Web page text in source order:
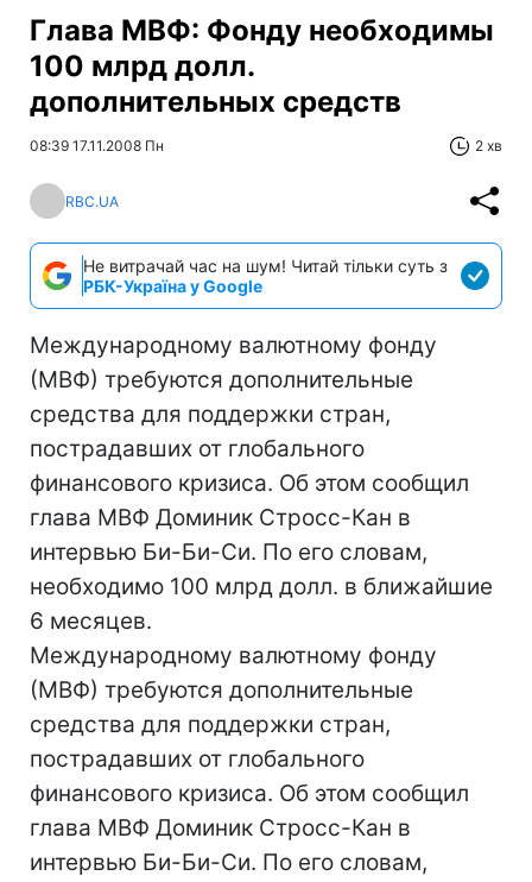
Глава МВФ: Фонду необходимы
100 млрд долл.
дополнительных средств
08:39 17.11.2008 Пн 2 хв
RBC.UA
Не витрачай час на шум! Читай тільки суть з
РБК-Україна у Google
Международному валютному фонду
(МВФ) требуются дополнительные
средства для поддержки стран,
пострадавших от глобального
финансового кризиса. Об этом сообщил
глава МВФ Доминик Стросс-Кан в
интервью Би-Би-Си. По его словам,
необходимо 100 млрд долл. в ближайшие
6 месяцев.
Международному валютному фонду
(МВФ) требуются дополнительные
средства для поддержки стран,
пострадавших от глобального
финансового кризиса. Об этом сообщил
глава МВФ Доминик Стросс-Кан в
интервью Би-Би-Си. По его словам,